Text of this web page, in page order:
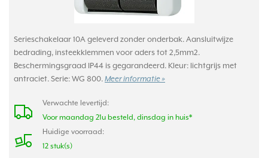
Serieschakelaar 10A geleverd zonder onderbak. Aansluitwijze
bedrading, insteekklemmen voor aders tot 2,5mm2.
Beschermingsgraad IP44 is gegarandeerd. Kleur: lichtgrijs met
antraciet. Serie: WG 800. Meer informatie »
Verwachte levertijd:
Voor maandag 21u besteld, dinsdag in huis*
Huidige voorraad:
12 stuk(s)